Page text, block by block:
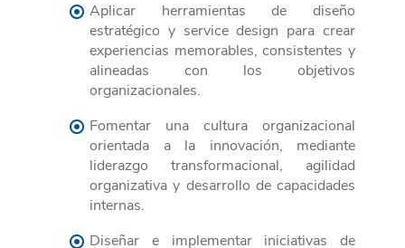
Aplicar herramientas de diseño
estratégico y service design para crear
experiencias memorables, consistentes y
alineadas con los objetivos
organizacionales.
Fomentar una cultura organizacional
orientada a la innovación, mediante
liderazgo transformacional, agilidad
organizativa y desarrollo de capacidades
internas.
Diseñar e implementar iniciativas de